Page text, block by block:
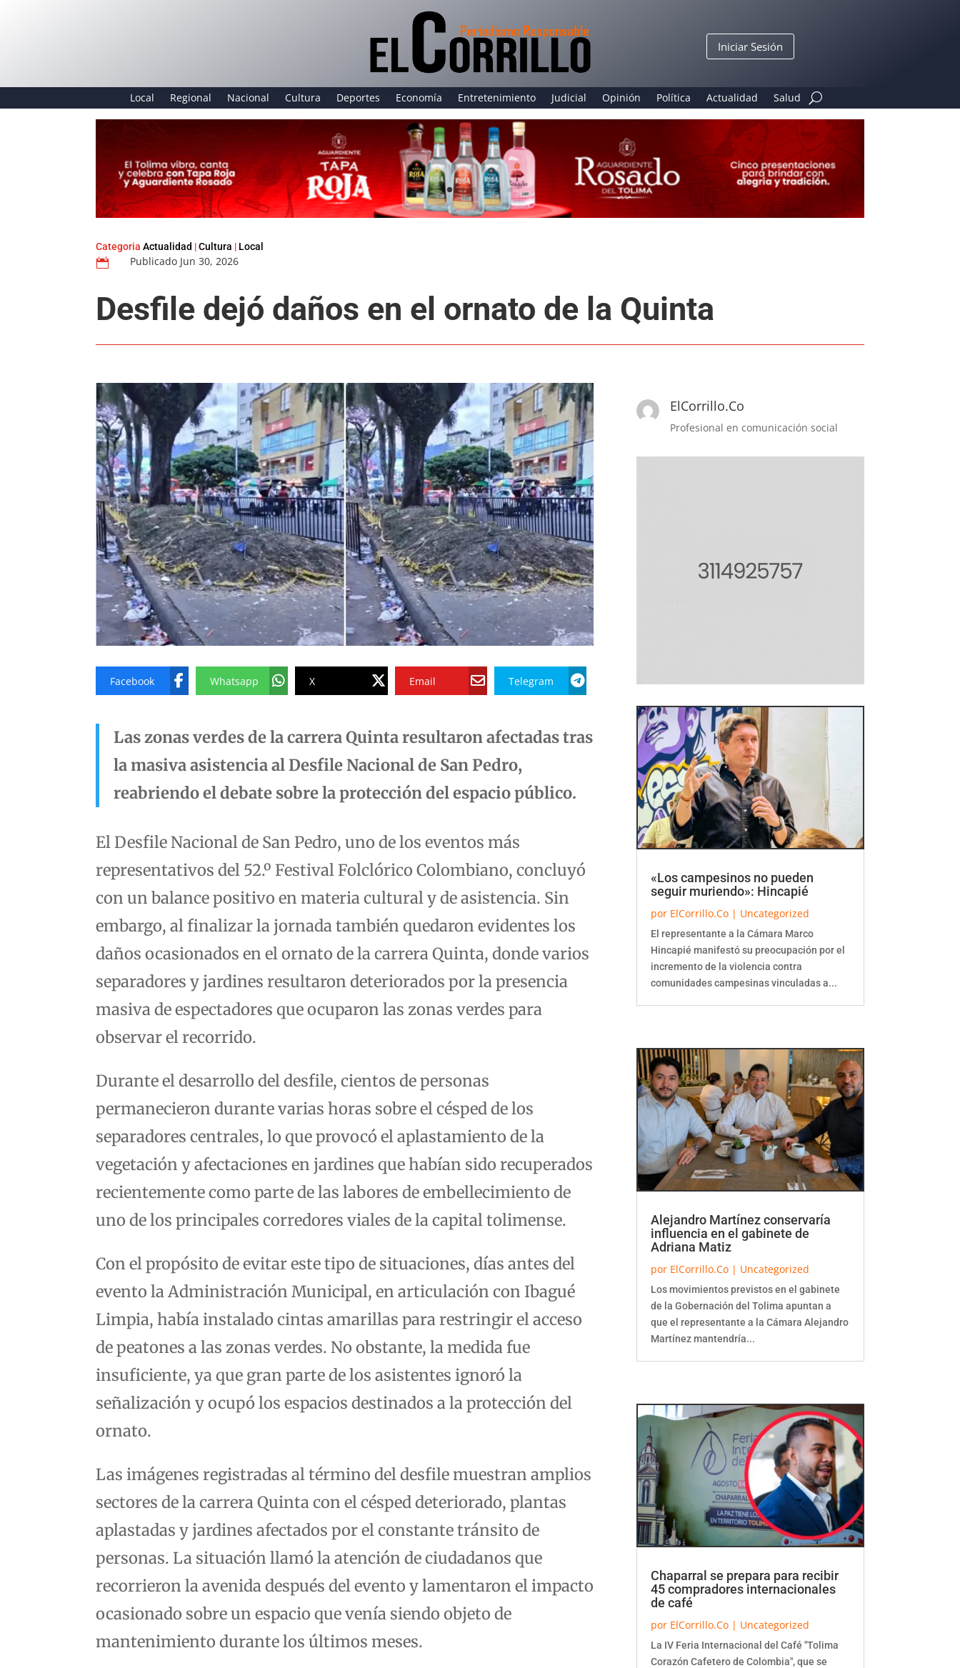
Iniciar Sesión
Local Regional Nacional Cultura Deportes Economía Entretenimiento Judicial Opinión Política Actualidad Salud
CategoriaActualidad |Cultura | Local
 Publicado Jun 30, 2026
Desfile dejó daños en el ornato de la Quinta
Facebook Whatsapp X Email Telegram
Las zonas verdes de la carrera Quinta resultaron afectadas tras
la masiva asistencia al Desfile Nacional de San Pedro,
reabriendo el debate sobre la protección del espacio público.
El Desfile Nacional de San Pedro, uno de los eventos más
representativos del 52.º Festival Folclórico Colombiano, concluyó
con un balance positivo en materia cultural y de asistencia. Sin
embargo, al finalizar la jornada también quedaron evidentes los
daños ocasionados en el ornato de la carrera Quinta, donde varios
separadores y jardines resultaron deteriorados por la presencia
masiva de espectadores que ocuparon las zonas verdes para
observar el recorrido.
Durante el desarrollo del desfile, cientos de personas
permanecieron durante varias horas sobre el césped de los
separadores centrales, lo que provocó el aplastamiento de la
vegetación y afectaciones en jardines que habían sido recuperados
recientemente como parte de las labores de embellecimiento de
uno de los principales corredores viales de la capital tolimense.
Con el propósito de evitar este tipo de situaciones, días antes del
evento la Administración Municipal, en articulación con Ibagué
Limpia, había instalado cintas amarillas para restringir el acceso
de peatones a las zonas verdes. No obstante, la medida fue
insuficiente, ya que gran parte de los asistentes ignoró la
señalización y ocupó los espacios destinados a la protección del
ornato.
Las imágenes registradas al término del desfile muestran amplios
sectores de la carrera Quinta con el césped deteriorado, plantas
aplastadas y jardines afectados por el constante tránsito de
personas. La situación llamó la atención de ciudadanos que
recorrieron la avenida después del evento y lamentaron el impacto
ocasionado sobre un espacio que venía siendo objeto de
mantenimiento durante los últimos meses.
ElCorrillo.Co
Profesional en comunicación social
«Los campesinos no pueden
seguir muriendo»: Hincapié
por ElCorrillo.Co| Uncategorized
El representante a la Cámara Marco
Hincapié manifestó su preocupación por el
incremento de la violencia contra
comunidades campesinas vinculadas a...
Alejandro Martínez conservaría
influencia en el gabinete de
Adriana Matiz
por ElCorrillo.Co| Uncategorized
Los movimientos previstos en el gabinete
de la Gobernación del Tolima apuntan a
que el representante a la Cámara Alejandro
Martínez mantendría...
Chaparral se prepara para recibir
45 compradores internacionales
de café
por ElCorrillo.Co| Uncategorized
La IV Feria Internacional del Café "Tolima
Corazón Cafetero de Colombia", que se